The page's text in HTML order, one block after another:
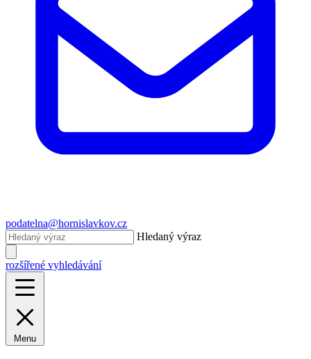
podatelna@hornislavkov.cz
Hledaný výraz
rozšířené vyhledávání
Menu